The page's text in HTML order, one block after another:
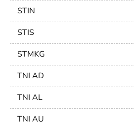
STIN
STIS
STMKG
TNI AD
TNI AL
TNI AU